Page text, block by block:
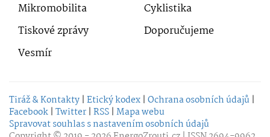
Mikromobilita
Cyklistika
Tiskové zprávy
Doporučujeme
Vesmír
Tiráž & Kontakty | Etický kodex | Ochrana osobních údajů |
Facebook | Twitter | RSS | Mapa webu
Spravovat souhlas s nastavením osobních údajů